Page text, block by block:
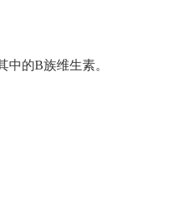
中的B族维生素。